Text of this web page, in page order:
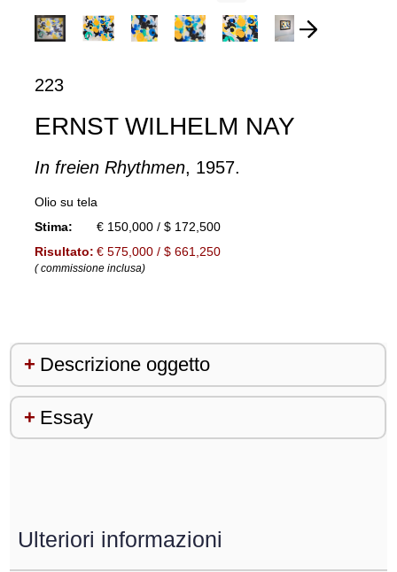
223
ERNST WILHELM NAY
In freien Rhythmen, 1957.
Olio su tela
Stima:
€ 150,000 / $ 172,500
Risultato: € 575,000 / $ 661,250
( commissione inclusa)
Descrizione oggetto
Essay
Ulteriori informazioni